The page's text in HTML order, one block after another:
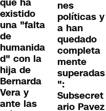
existido
una "falta
de
humanida
d" con la
hija de
Bernarda
Vera y
ante las
nes
políticas y
a han
quedado
completa
mente
superadas
":
Subsecret
ario Pavez